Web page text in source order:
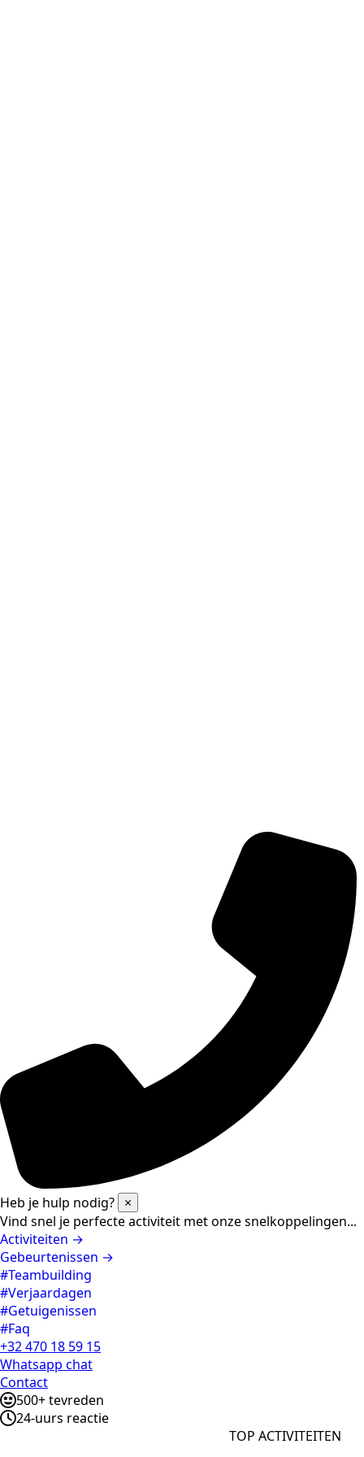
Heb je hulp nodig? ×
Vind snel je perfecte activiteit met onze snelkoppelingen...
Activiteiten →
Gebeurtenissen →
#Teambuilding
#Verjaardagen
#Getuigenissen
#Faq
+32 470 18 59 15
Whatsapp chat
Contact
500+ tevreden
24-uurs reactie
TOP ACTIVITEITEN